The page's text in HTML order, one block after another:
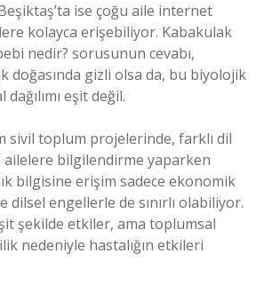
ise çoğu aile internet
kolayca erişebiliyor. Kabakulak
nedir? sorusunun cevabı,
doğasında gizli olsa da, bu biyolojik
eşit değil.
sivil toplum projelerinde, farklı dil
bilgilendirme yaparken
bilgisine erişim sadece ekonomik
dilsel engellerle de sınırlı olabiliyor.
şekilde etkiler, ama toplumsal
nedeniyle hastalığın etkileri